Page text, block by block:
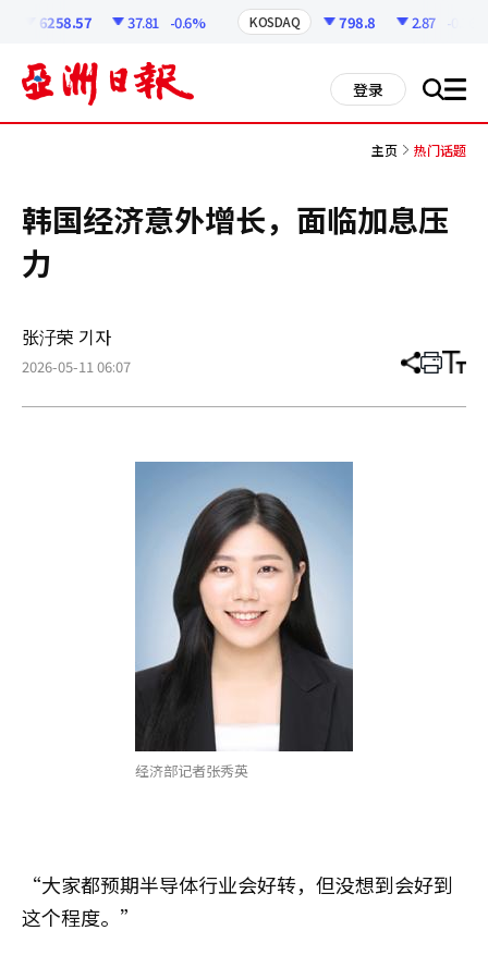
6258.57 37.81 -0.6% KOSDAQ 798.8 2.87 -0.36%
登录 搜 all
主页 热门话题
韩国经济意外增长，面临加息压
力
张汓荣 기자
2026-05-11 06:07 分
章
打 调
小
经济部记者张秀英
“大家都预期半导体行业会好转，但没想到会好到
这个程度。”